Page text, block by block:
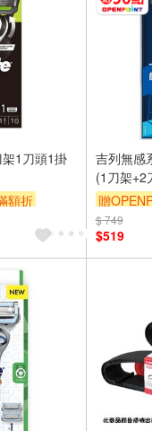
1刀頭1掛
額折
吉列無感
(1刀架+2
贈
贈$200
$ 749
$519